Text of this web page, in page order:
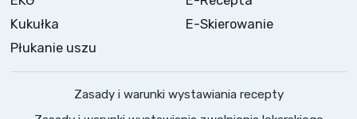
Kukułka
Płukanie uszu
E-Skierowanie
Zasady i warunki wystawiania recepty